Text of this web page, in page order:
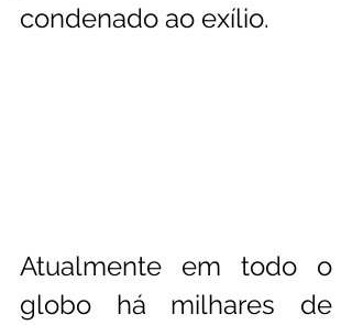
condenado ao exílio.
Atualmente em todo o
globo há milhares de